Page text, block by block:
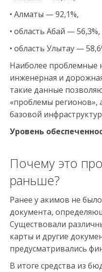
• Алматы — 92,1%,
• область Абай — 56,3%,
• область Улытау —
Наиболее проблемные
инженерная и
такие данные
«проблемы
базовой
Уровень
Почему это
раньше?
Ранее у акимов не
документа,
Существовали
карты и другие
предусматривались
В итоге средства из